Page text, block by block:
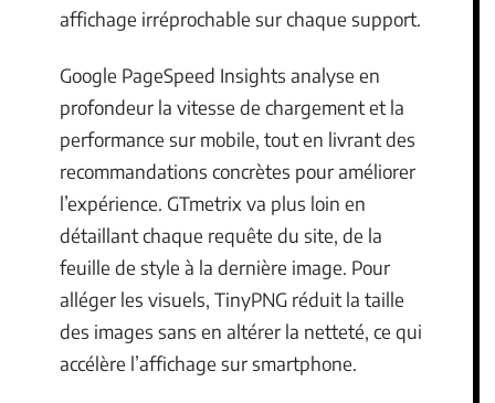
affichage irréprochable sur chaque support.
Google PageSpeed Insights analyse en
profondeur la vitesse de chargement et la
performance sur mobile, tout en livrant des
recommandations concrètes pour améliorer
l’expérience. GTmetrix va plus loin en
détaillant chaque requête du site, de la
feuille de style à la dernière image. Pour
alléger les visuels, TinyPNG réduit la taille
des images sans en altérer la netteté, ce qui
accélère l’affichage sur smartphone.